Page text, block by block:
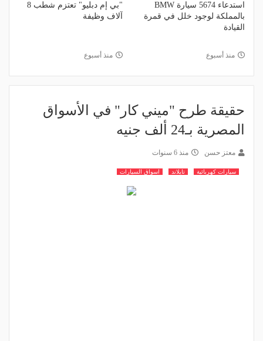
استدعاء 5674 سيارة BMW
بالمملكة لوجود خلل في قمرة
القيادة
منذ أسبوع
"بي إم دبليو" تعتزم شطب 8
آلاف وظيفة
منذ أسبوع
حقيقة طرح "ميني كار" في الأسواق
المصرية بـ24 ألف جنيه
معتز حسن منذ 6 سنوات
سيارات كهربائية تايلاند اسواق السيارات